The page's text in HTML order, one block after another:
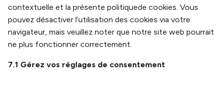
contextuelle et la présente politiquede cookies. Vous
pouvez désactiver l’utilisation des cookies via votre
navigateur, mais veuillez noter que notre site web pourrait
ne plus fonctionner correctement.
7.1 Gérez vos réglages de consentement